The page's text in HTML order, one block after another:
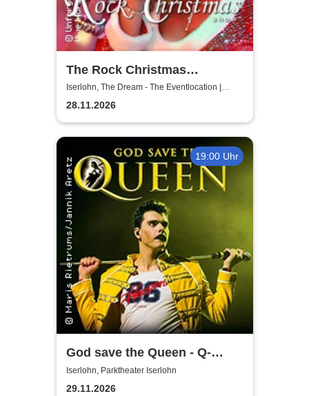
The Rock Christmas
Dinnershow - Unforgettable
Shows
Iserlohn, The Dream - The Eventlocation |
Iserlohn
28.11.2026
19:00 Uhr
God save the Queen - Q-
Revival Band
Iserlohn, Parktheater Iserlohn
29.11.2026